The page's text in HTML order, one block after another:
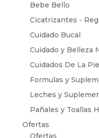
Bebe Bello
Cicatrizantes -
Cuidado Bucal
Cuidado y Belleza
Cuidados De La
Formulas y
Leches y
Pañales y Toallas
Ofertas
Ofertas